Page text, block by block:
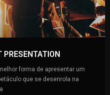
PRESENTATION
forma de apresentar um
que se desenrola na